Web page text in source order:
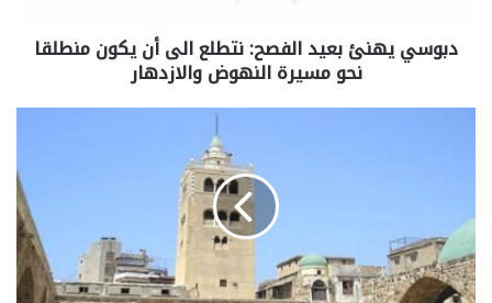
دبوسي يهنئ بعيد الفصح: نتطلع الى أن يكون منطلقا
نحو مسيرة النهوض والازدهار